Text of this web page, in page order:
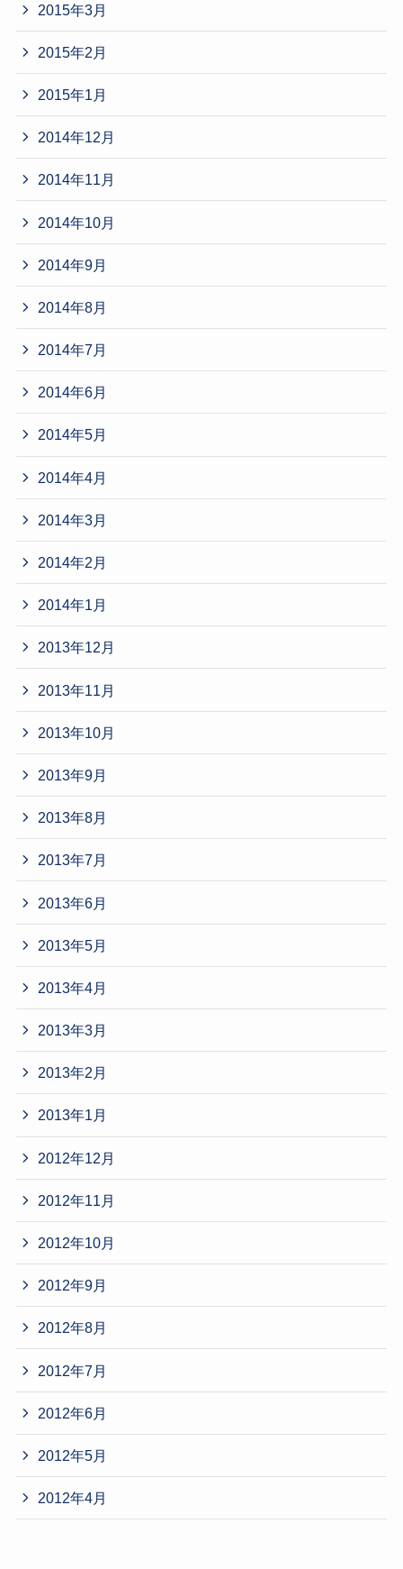
2015年3月
2015年2月
2015年1月
2014年12月
2014年11月
2014年10月
2014年9月
2014年8月
2014年7月
2014年6月
2014年5月
2014年4月
2014年3月
2014年2月
2014年1月
2013年12月
2013年11月
2013年10月
2013年9月
2013年8月
2013年7月
2013年6月
2013年5月
2013年4月
2013年3月
2013年2月
2013年1月
2012年12月
2012年11月
2012年10月
2012年9月
2012年8月
2012年7月
2012年6月
2012年5月
2012年4月